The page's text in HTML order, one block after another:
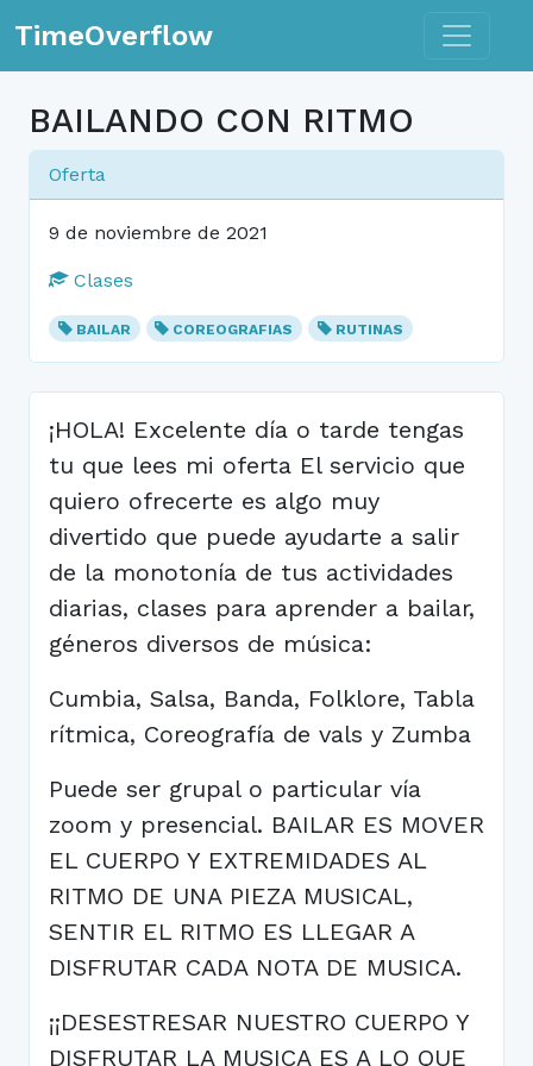
TimeOverflow Toggle
BAILANDO CON RITMO
Oferta
9 de noviembre de 2021
Clases
BAILAR COREOGRAFIAS RUTINAS
¡HOLA! Excelente día o tarde tengas
tu que lees mi oferta El servicio que
quiero ofrecerte es algo muy
divertido que puede ayudarte a salir
de la monotonía de tus actividades
diarias, clases para aprender a bailar,
géneros diversos de música:
Cumbia, Salsa, Banda, Folklore, Tabla
rítmica, Coreografía de vals y Zumba
Puede ser grupal o particular vía
zoom y presencial. BAILAR ES MOVER
EL CUERPO Y EXTREMIDADES AL
RITMO DE UNA PIEZA MUSICAL,
SENTIR EL RITMO ES LLEGAR A
DISFRUTAR CADA NOTA DE MUSICA.
¡¡DESESTRESAR NUESTRO CUERPO Y
DISFRUTAR LA MUSICA ES A LO QUE